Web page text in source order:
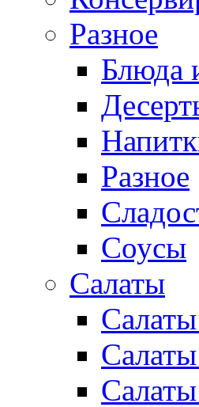
Разное
Блюда
Разное
Соусы
Салаты